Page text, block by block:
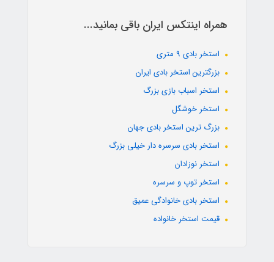
همراه اینتکس ایران باقی بمانید...
استخر بادی 9 متری
بزرگترین استخر بادی ایران
استخر اسباب بازی بزرگ
استخر خوشگل
بزرگ ترین استخر بادی جهان
استخر بادی سرسره دار خیلی بزرگ
استخر نوزادان
استخر توپ و سرسره
استخر بادی خانوادگی عمیق
قیمت استخر خانواده